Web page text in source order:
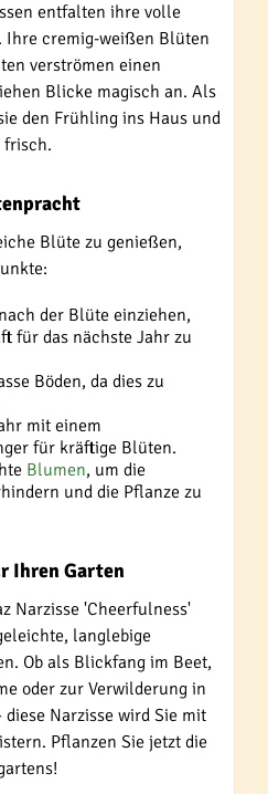
entfalten ihre volle
Ihre cremig-weißen Blüten
verströmen einen
Blicke magisch an. Als
den Frühling ins Haus und
frisch.
Blüte zu genießen,
der Blüte einziehen,
für das nächste Jahr zu
Böden, da dies zu
mit einem
für kräftige Blüten.
Blumen, um die
und die Pflanze zu
Ihren Garten
Narzisse 'Cheerfulness'
langlebige
Ob als Blickfang im Beet,
oder zur Verwilderung in
Narzisse wird Sie mit
Pflanzen Sie jetzt die